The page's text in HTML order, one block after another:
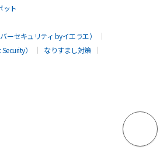
ット
ーセキュリティ byイエラエ）
）
なりすまし対策